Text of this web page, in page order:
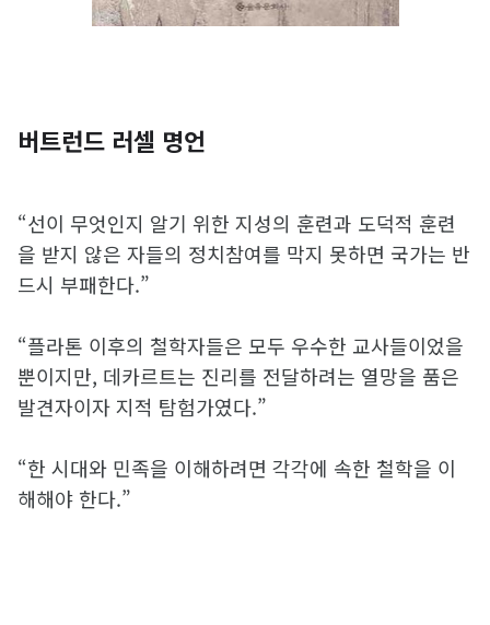
버트런드 러셀 명언
“선이 무엇인지 알기 위한 지성의 훈련과 도덕적 훈련
을 받지 않은 자들의 정치참여를 막지 못하면 국가는 반
드시 부패한다.”
“플라톤 이후의 철학자들은 모두 우수한 교사들이었을
뿐이지만, 데카르트는 진리를 전달하려는 열망을 품은
발견자이자 지적 탐험가였다.”
“한 시대와 민족을 이해하려면 각각에 속한 철학을 이
해해야 한다.”